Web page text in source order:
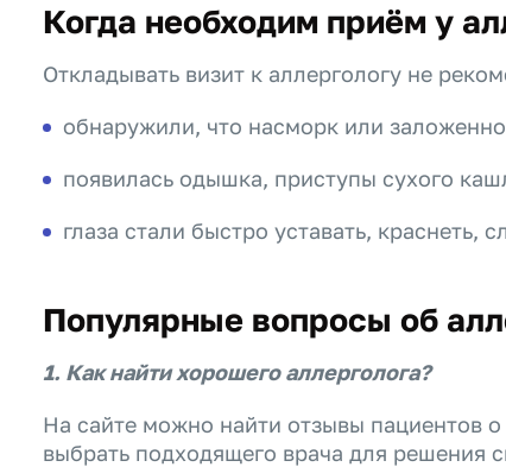
Когда необходим приём у
Откладывать визит к аллергологу не
обнаружили, что насморк или
появилась одышка, приступы сухого
глаза стали быстро уставать, краснеть,
Популярные вопросы об
1. Как найти хорошего аллерголога?
На сайте можно найти отзывы пациентов
выбрать подходящего врача для решения